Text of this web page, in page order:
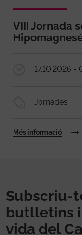
VIII Jornada
17.10.2026 -
Jornades
Més informació
Subscriu-
butlletins
vida del